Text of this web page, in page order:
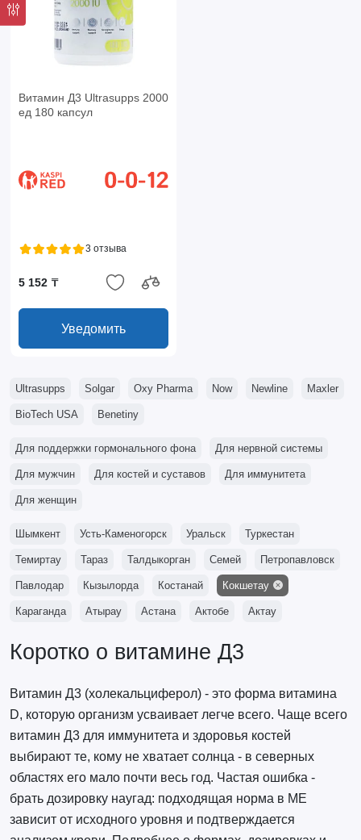
Витамин Д3 Ultrasupps 2000
ед 180 капсул
3 отзыва
5 152 ₸
Уведомить
Ultrasupps Solgar Oxy Pharma Now Newline Maxler
BioTech USA Benetiny
Для поддержки гормонального фона Для нервной системы
Для мужчин Для костей и суставов Для иммунитета
Для женщин
Шымкент Усть-Каменогорск Уральск Туркестан
Темиртау Тараз Талдыкорган Семей Петропавловск
Павлодар Кызылорда Костанай Кокшетау
Караганда Атырау Астана Актобе Актау
Коротко о витамине Д3
Витамин Д3 (холекальциферол) - это форма витамина
D, которую организм усваивает легче всего. Чаще всего
витамин Д3 для иммунитета и здоровья костей
выбирают те, кому не хватает солнца - в северных
областях его мало почти весь год. Частая ошибка -
брать дозировку наугад: подходящая норма в МЕ
зависит от исходного уровня и подтверждается